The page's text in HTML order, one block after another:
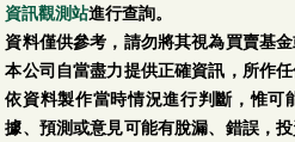
資訊觀測站進行查詢。
資料僅供參考，請勿將其視為買賣基
本公司自當盡力提供正確資訊，所作
依資料製作當時情況進行判斷，惟可
據、預測或意見可能有脫漏、錯誤，